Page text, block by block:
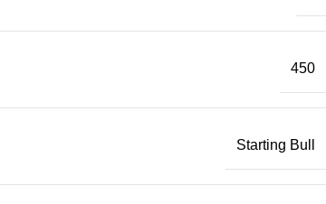
450
Starting Bull